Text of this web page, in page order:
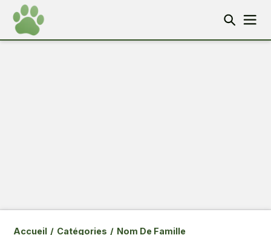
Accueil / Catégories / Nom De Famille